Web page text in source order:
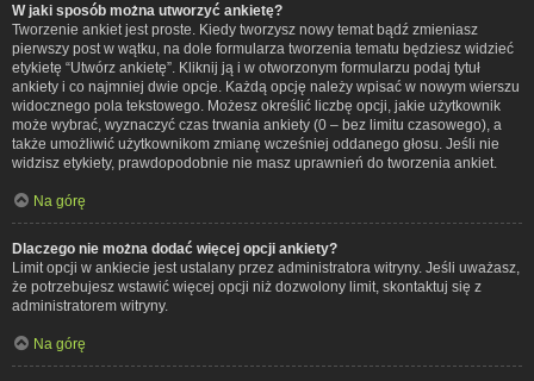
W jaki sposób można utworzyć ankietę?
Tworzenie ankiet jest proste. Kiedy tworzysz nowy temat bądź zmieniasz
pierwszy post w wątku, na dole formularza tworzenia tematu będziesz widzieć
etykietę “Utwórz ankietę”. Kliknij ją i w otworzonym formularzu podaj tytuł
ankiety i co najmniej dwie opcje. Każdą opcję należy wpisać w nowym wierszu
widocznego pola tekstowego. Możesz określić liczbę opcji, jakie użytkownik
może wybrać, wyznaczyć czas trwania ankiety (0 – bez limitu czasowego), a
także umożliwić użytkownikom zmianę wcześniej oddanego głosu. Jeśli nie
widzisz etykiety, prawdopodobnie nie masz uprawnień do tworzenia ankiet.
Na górę
Dlaczego nie można dodać więcej opcji ankiety?
Limit opcji w ankiecie jest ustalany przez administratora witryny. Jeśli uważasz,
że potrzebujesz wstawić więcej opcji niż dozwolony limit, skontaktuj się z
administratorem witryny.
Na górę